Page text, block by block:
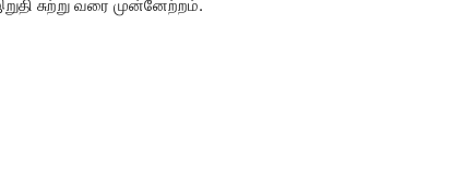
சுற்று வரை முன்னேற்றம்.